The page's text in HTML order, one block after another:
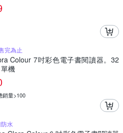
完為止
Colour 7吋彩色電子書閱讀器。32
機
銷量>100
水